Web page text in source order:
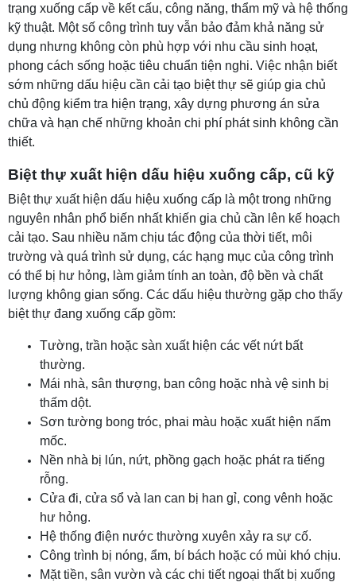
trạng xuống cấp về kết cấu, công năng, thẩm mỹ và hệ thống
kỹ thuật. Một số công trình tuy vẫn bảo đảm khả năng sử
dụng nhưng không còn phù hợp với nhu cầu sinh hoạt,
phong cách sống hoặc tiêu chuẩn tiện nghi. Việc nhận biết
sớm những dấu hiệu cần cải tạo biệt thự sẽ giúp gia chủ
chủ động kiểm tra hiện trạng, xây dựng phương án sửa
chữa và hạn chế những khoản chi phí phát sinh không cần
thiết.
Biệt thự xuất hiện dấu hiệu xuống cấp, cũ kỹ
Biệt thự xuất hiện dấu hiệu xuống cấp là một trong những
nguyên nhân phổ biến nhất khiến gia chủ cần lên kế hoạch
cải tạo. Sau nhiều năm chịu tác động của thời tiết, môi
trường và quá trình sử dụng, các hạng mục của công trình
có thể bị hư hỏng, làm giảm tính an toàn, độ bền và chất
lượng không gian sống. Các dấu hiệu thường gặp cho thấy
biệt thự đang xuống cấp gồm:
Tường, trần hoặc sàn xuất hiện các vết nứt bất
thường.
Mái nhà, sân thượng, ban công hoặc nhà vệ sinh bị
thấm dột.
Sơn tường bong tróc, phai màu hoặc xuất hiện nấm
mốc.
Nền nhà bị lún, nứt, phồng gạch hoặc phát ra tiếng
rỗng.
Cửa đi, cửa sổ và lan can bị han gỉ, cong vênh hoặc
hư hỏng.
Hệ thống điện nước thường xuyên xảy ra sự cố.
Công trình bị nóng, ẩm, bí bách hoặc có mùi khó chịu.
Mặt tiền, sân vườn và các chi tiết ngoại thất bị xuống